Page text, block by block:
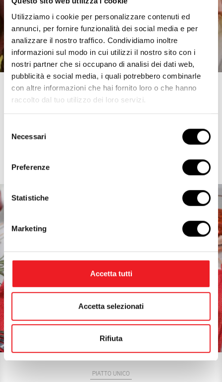
Utilizziamo i cookie per personalizzare contenuti ed
annunci, per fornire funzionalità dei social media e per
analizzare il nostro traffico. Condividiamo inoltre
informazioni sul modo in cui utilizzi il nostro sito con i
nostri partner che si occupano di analisi dei dati web,
pubblicità e social media, i quali potrebbero combinarle
con altre informazioni che hai fornito loro o che hanno
raccolto dal tuo utilizzo dei loro servizi.
delNecessari
Preferenze
Statistiche
Marketing
Accetta tutti
Accetta selezionati
Rifiuta
La festa della famiglia
Scopri di più
LE RICETTE CON STRACCHINO
PIATTO UNICO